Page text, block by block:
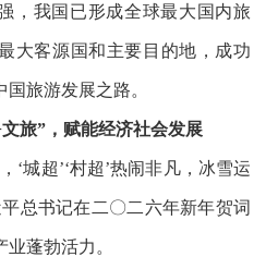
，我国已形成全球最大国内旅
大客源国和主要目的地，成功
旅游发展之路。
旅”，赋能经济社会发展
‘城超’‘村超’热闹非凡，冰雪运
总书记在二〇二六年新年贺词
蓬勃活力。